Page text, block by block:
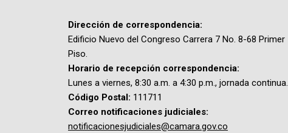
Dirección de correspondencia:
Edificio Nuevo del Congreso Carrera 7 No. 8-68 Primer
Piso.
Horario de recepción correspondencia:
Lunes a viernes, 8:30 a.m. a 4:30 p.m., jornada continua.
Código Postal: 111711
Correo notificaciones judiciales:
notificacionesjudiciales@camara.gov.co